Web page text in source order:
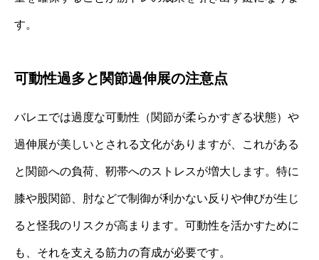
す。
可動性過多と関節過伸展の注意点
バレエでは過度な可動性（関節が柔らかすぎる状態）や
過伸展が美しいとされる文化がありますが、これがある
と関節への負荷、靭帯へのストレスが増大します。特に
膝や股関節、肘などで制御が利かない反りや伸びが生じ
ると怪我のリスクが高まります。可動性を活かすために
も、それを支える筋力の育成が必要です。